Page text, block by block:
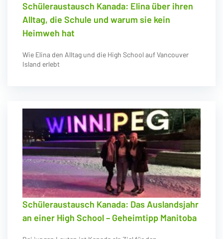
Schüleraustausch Kanada: Elina über ihren
Alltag, die Schule und warum sie kein
Heimweh hat
Wie Elina den Alltag und die High School auf Vancouver
Island erlebt
Schüleraustausch Kanada: Das Auslandsjahr
an einer High School – Geheimtipp Manitoba